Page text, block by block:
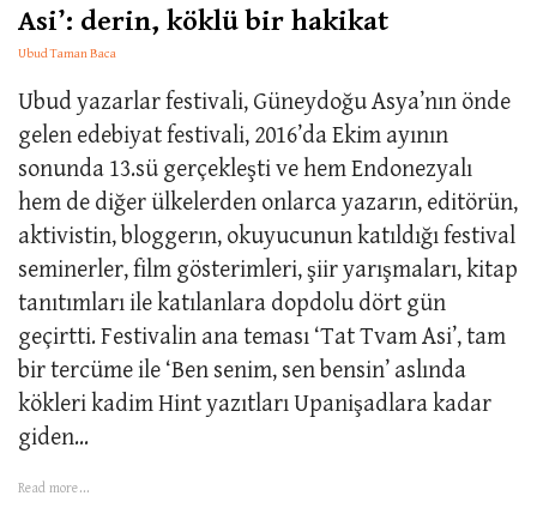
Asi’: derin, köklü bir hakikat
Ubud Taman Baca
Ubud yazarlar festivali, Güneydoğu Asya’nın önde
gelen edebiyat festivali, 2016’da Ekim ayının
sonunda 13.sü gerçekleşti ve hem Endonezyalı
hem de diğer ülkelerden onlarca yazarın, editörün,
aktivistin, bloggerın, okuyucunun katıldığı festival
seminerler, film gösterimleri, şiir yarışmaları, kitap
tanıtımları ile katılanlara dopdolu dört gün
geçirtti. Festivalin ana teması ‘Tat Tvam Asi’, tam
bir tercüme ile ‘Ben senim, sen bensin’ aslında
kökleri kadim Hint yazıtları Upanişadlara kadar
giden...
Read more...